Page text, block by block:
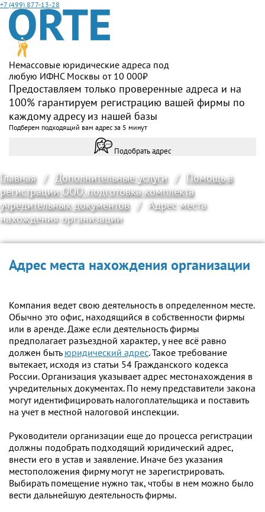
+7 (499) 877-13-28
Немассовые юридические адреса под
любую ИФНС Москвы от 10 000₽
Предоставляем только проверенные адреса и на
100% гарантируем регистрацию вашей фирмы по
каждому адресу из нашей базы
Подберем подходящий вам адрес за 5 минут
Подобрать адрес
Главная / Дополнительные услуги / Помощь в
регистрации ООО, подготовка комплекта
учредительных документов / Адрес места
нахождения организации
Адрес места нахождения организации
Компания ведет свою деятельность в определенном месте.
Обычно это офис, находящийся в собственности фирмы
или в аренде. Даже если деятельность фирмы
предполагает разъездной характер, у нее всё равно
должен быть юридический адрес. Такое требование
вытекает, исходя из статьи 54 Гражданского кодекса
России. Организация указывает адрес местонахождения в
учредительных документах. По нему представители закона
могут идентифицировать налогоплательщика и поставить
на учет в местной налоговой инспекции.
Руководители организации еще до процесса регистрации
должны подобрать подходящий юридический адрес,
внести его в устав и заявление. Иначе без указания
местоположения фирму могут не зарегистрировать.
Выбирать помещение нужно так, чтобы в нем можно было
вести дальнейшую деятельность фирмы.